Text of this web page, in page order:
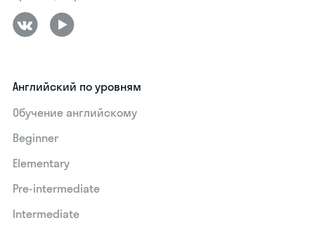
Английский по уровням
Обучение английскому
Beginner
Elementary
Pre-intermediate
Intermediate